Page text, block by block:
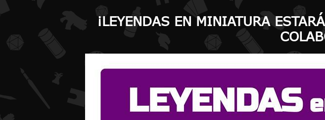
¡LEYENDAS EN MINIATURA